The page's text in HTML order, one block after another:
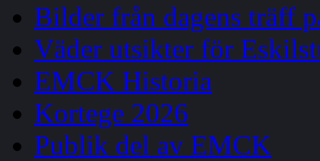
Bilder från dagens träff
Väder utsikter för
EMCK Historia
Kortege 2026
Publik del av EMCK